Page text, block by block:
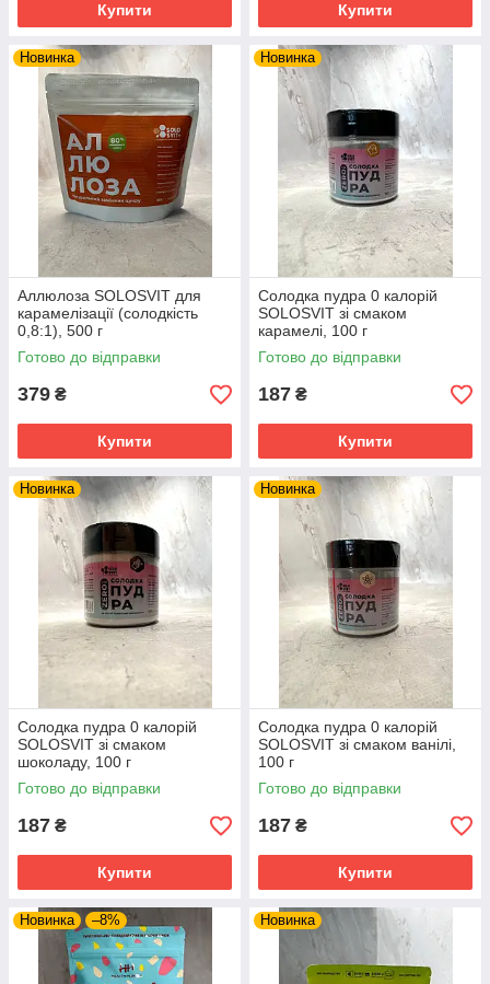
Купити Купити
Новинка
Аллюлоза SOLOSVIT для
карамелізації (солодкість
0,8:1), 500 г
Готово до відправки
379 ₴
Купити
Новинка
Солодка пудра 0 калорій
SOLOSVIT зі смаком
карамелі, 100 г
Готово до відправки
187 ₴
Купити
Новинка
Солодка пудра 0 калорій
SOLOSVIT зі смаком
шоколаду, 100 г
Готово до відправки
187 ₴
Купити
Новинка
Солодка пудра 0 калорій
SOLOSVIT зі смаком ванілі,
100 г
Готово до відправки
187 ₴
Купити
Новинка –8% Новинка